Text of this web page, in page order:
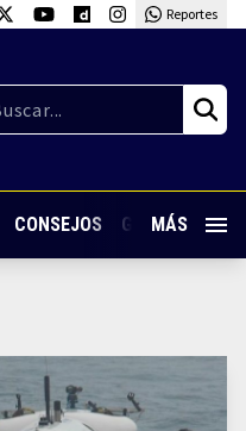
Reportes
CONSEJOS GUARDIA
MÁS